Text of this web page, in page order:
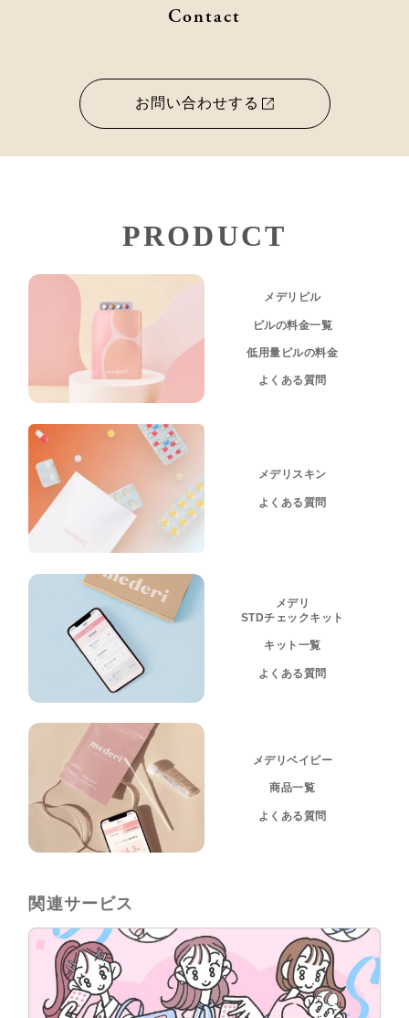
Contact
お問い合わせする
PRODUCT
メデリピル
ピルの料金一覧
低用量ピルの料金
よくある質問
メデリスキン
よくある質問
メデリ
STDチェックキット
キット一覧
よくある質問
メデリベイビー
商品一覧
よくある質問
関連サービス